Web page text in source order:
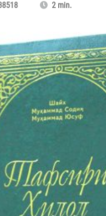
2 min.